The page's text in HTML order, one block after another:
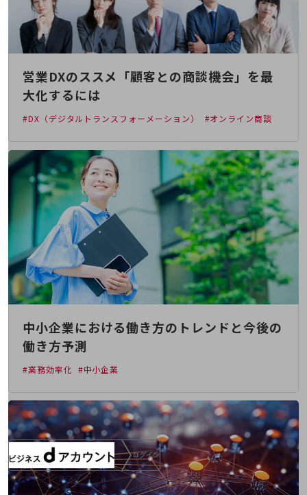
NTTドコモビジネスグループのサステナビリティ
サステナビリティ基本方針
サステナビリティレポート
ダイバーシティ
経営情報
決算公告
電子公告
基礎的電気通信役務損益明細表
採用情報
採用情報TOP
新卒採用
経験者採用
人材育成制度
広告・協賛
広告
協賛
NTTドコモグループ
ログイン
オンラインショップ
ご契約中のお客さま
営業DXのススメ「顧客との商談機会」を最
大化するには
#DX（デジタルトランスフォーメーション） #オンライン商談
中小企業における働き方のトレンドと今後の
働き方予測
#業務効率化 #中小企業